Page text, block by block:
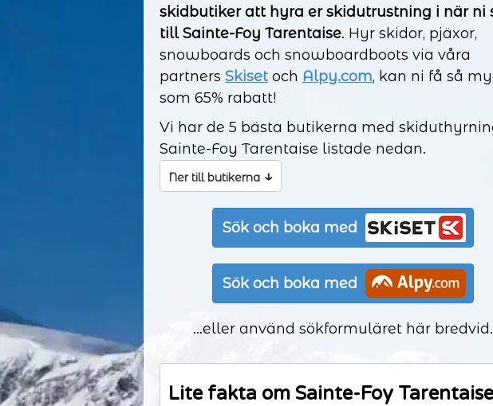
skidbutiker att hyra er skidutrustning i när ni
till Sainte-Foy Tarentaise. Hyr skidor, pjäxor,
snowboards och snowboardboots via våra
partners Skiset och Alpy.com, kan ni få så
som 65% rabatt!
Vi har de 5 bästa butikerna med
Sainte-Foy Tarentaise listade nedan.
Ner till butikerna ↓
Sök och boka med
Sök och boka med
...eller använd sökformuläret här bredvid.
Lite fakta om Sainte-Foy Tarentaise